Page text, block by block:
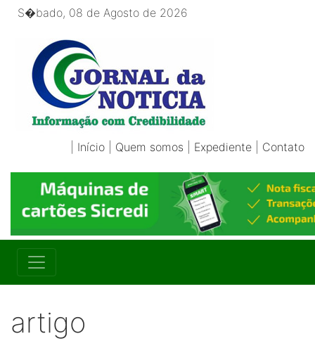
S�bado, 08 de Agosto de 2026
Início Quem somos Expediente Contato
artigo